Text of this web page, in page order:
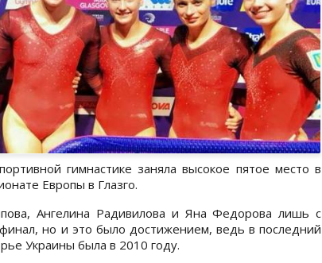
гимнастике заняла высокое пятое место в
Европы в Глазго.
Ангелина Радивилова и Яна Федорова лишь с
но и это было достижением, ведь в последний
Украины была в 2010 году.